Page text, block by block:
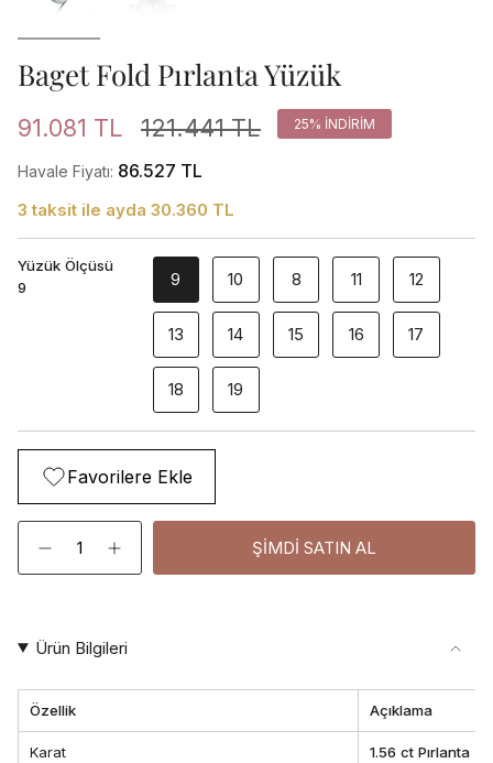
Baget Fold Pırlanta Yüzük
91.081 TL
Normal
fiyat
121.441 TL 25% INDIRIM
Havale Fiyatı: 86.527 TL
3 taksit ile ayda 30.360 TL
Yüzük Ölçüsü
9
9 10 8 11 12
13 14 15 16 17
18 19
Favorilere Ekle
Adet
ŞIMDI SATIN AL
Ürün Bilgileri
Özellik Açıklama
Karat 1.56 ct Pırlanta